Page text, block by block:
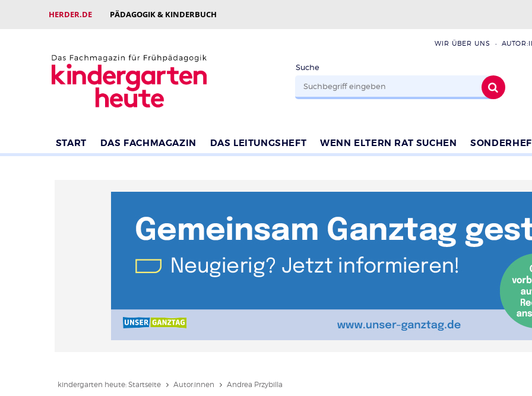
HERDER.DE PÄDAGOGIK & KINDERBUCH
WIR ÜBER UNS
Suche
START DAS FACHMAGAZIN DAS LEITUNGSHEFT WENN ELTERN RAT SUCHEN
kindergarten heute: Startseite Autor:innen Andrea Przybilla